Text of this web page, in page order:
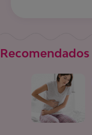
Recomendados